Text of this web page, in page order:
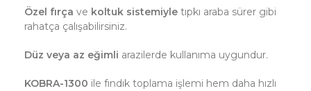
Özel fırça ve koltuk sistemiyle tıpkı araba sürer gibi
rahatça çalışabilirsiniz.
Düz veya az eğimli arazilerde kullanıma uygundur.
KOBRA-1300 ile fındık toplama işlemi hem daha hızlı